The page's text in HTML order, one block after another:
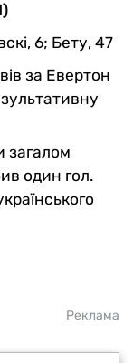
6; Бету, 47
за Евертон
загалом
один гол.
Реклама